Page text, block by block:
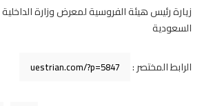
زيارة رئيس هيئة الفروسية لمعرض وزارة
السعودية
الرابط المختصر :